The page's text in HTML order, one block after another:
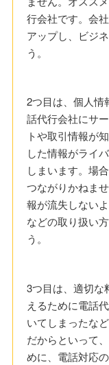
行会社です。会
アップし、ビジ
う。
2つ目は、個人情
話代行会社にサ
トや取引情報が
した情報がライ
しまいます。場
つながりかねま
報が流失しない
などの取り扱い
う。
3つ目は、適切な
えるために電話
いてしまったな
だからといって
めに、電話対応